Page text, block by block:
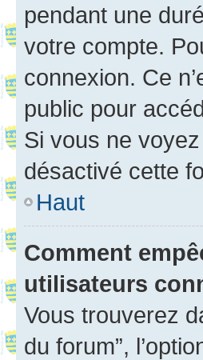
pendant une
votre compte.
connexion. Ce
public pour
Si vous ne
désactivé cette
Haut
Comment
utilisateurs
Vous trouverez
du forum”,